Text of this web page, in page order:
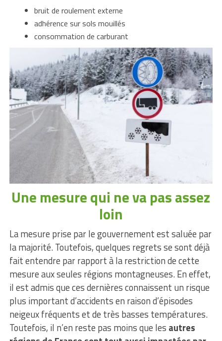
bruit de roulement externe
adhérence sur sols mouillés
consommation de carburant
Une mesure qui ne va pas assez
loin
La mesure prise par le gouvernement est saluée par
la majorité. Toutefois, quelques regrets se sont déjà
fait entendre par rapport à la restriction de cette
mesure aux seules régions montagneuses. En effet,
il est admis que ces dernières connaissent un risque
plus important d’accidents en raison d’épisodes
neigeux fréquents et de très basses températures.
Toutefois, il n’en reste pas moins que les autres